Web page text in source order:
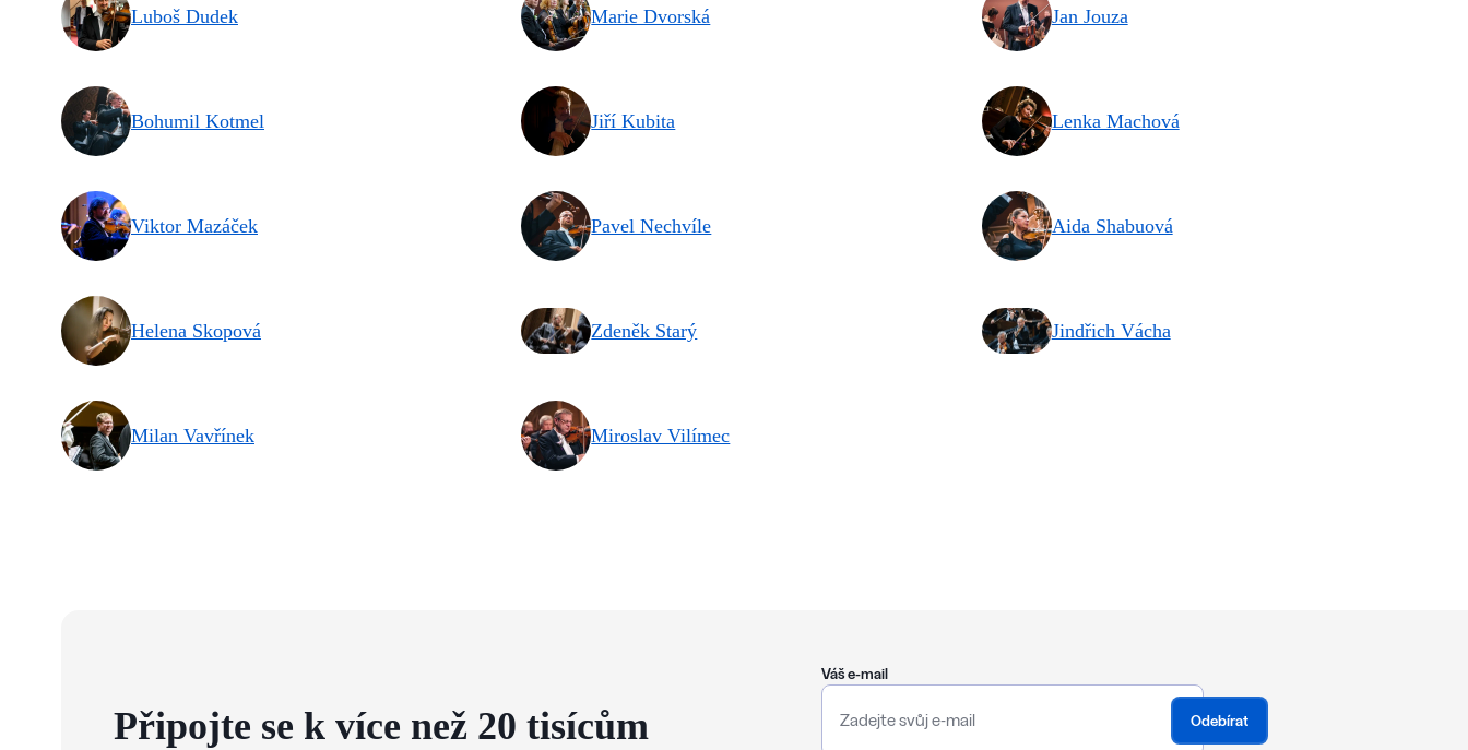
Luboš Dudek Marie Dvorská Jan Jouza
Bohumil Kotmel Jiří Kubita Lenka Machová
Viktor Mazáček Pavel Nechvíle Aida Shabuová
Helena Skopová Zdeněk Starý Jindřich Vácha
Milan Vavřínek Miroslav Vilímec
Připojte se k více než 20 tisícům
Váš e-mail
Odebírat